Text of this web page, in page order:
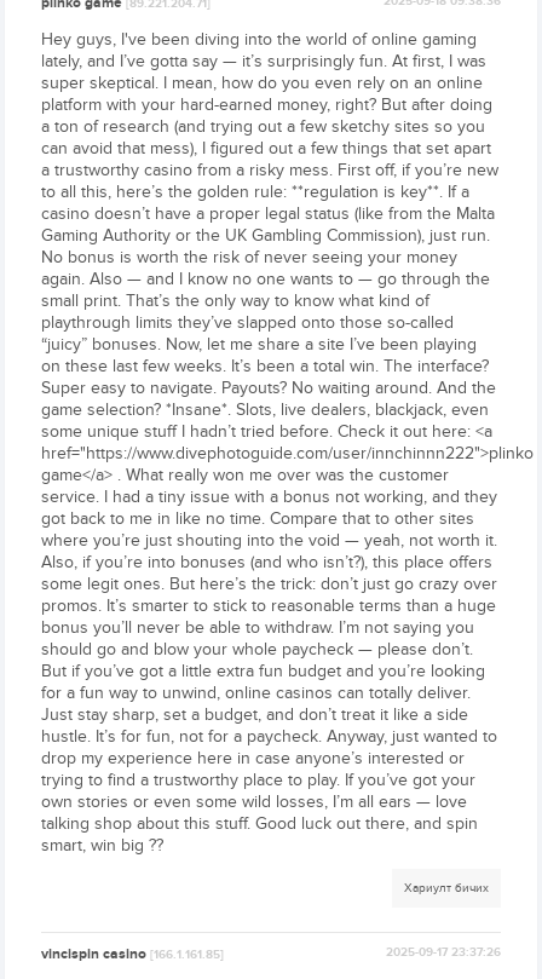
[89.221.204.71]
Hey guys, I've been diving into the world of online gaming
lately, and I’ve gotta say — it’s surprisingly fun. At first, I was
super skeptical. I mean, how do you even rely on an online
platform with your hard-earned money, right? But after doing
a ton of research (and trying out a few sketchy sites so you
can avoid that mess), I figured out a few things that set apart
a trustworthy casino from a risky mess. First off, if you’re new
to all this, here’s the golden rule: **regulation is key**. If a
casino doesn’t have a proper legal status (like from the Malta
Gaming Authority or the UK Gambling Commission), just run.
No bonus is worth the risk of never seeing your money
again. Also — and I know no one wants to — go through the
small print. That’s the only way to know what kind of
playthrough limits they’ve slapped onto those so-called
“juicy” bonuses. Now, let me share a site I’ve been playing
on these last few weeks. It’s been a total win. The interface?
Super easy to navigate. Payouts? No waiting around. And the
game selection? *Insane*. Slots, live dealers, blackjack, even
some unique stuff I hadn’t tried before. Check it out here: <a
href="https://www.divephotoguide.com/user/innchinnn222">plinko
game</a> . What really won me over was the customer
service. I had a tiny issue with a bonus not working, and they
got back to me in like no time. Compare that to other sites
where you’re just shouting into the void — yeah, not worth it.
Also, if you’re into bonuses (and who isn’t?), this place offers
some legit ones. But here’s the trick: don’t just go crazy over
promos. It’s smarter to stick to reasonable terms than a huge
bonus you’ll never be able to withdraw. I’m not saying you
should go and blow your whole paycheck — please don’t.
But if you’ve got a little extra fun budget and you’re looking
for a fun way to unwind, online casinos can totally deliver.
Just stay sharp, set a budget, and don’t treat it like a side
hustle. It’s for fun, not for a paycheck. Anyway, just wanted to
drop my experience here in case anyone’s interested or
trying to find a trustworthy place to play. If you’ve got your
own stories or even some wild losses, I’m all ears — love
talking shop about this stuff. Good luck out there, and spin
smart, win big ??
Хариулт бичих
vincispin casino[166.1.161.85] 2025-09-17 23:37:26